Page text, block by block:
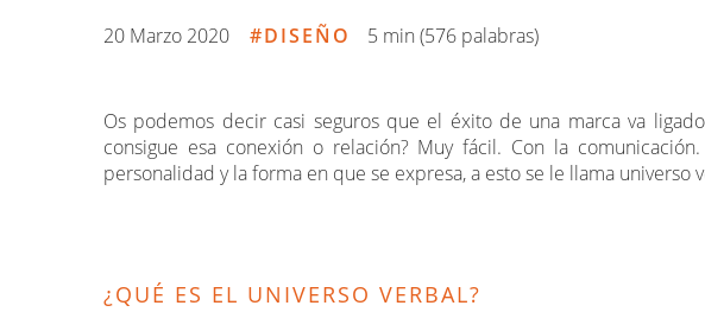
20 Marzo 2020 DISEÑO 5 min (576 palabras)
Os podemos decir casi seguros que el éxito de una marca va
consigue esa conexión o relación? Muy fácil. Con la
personalidad y la forma en que se expresa, a esto se le llama universo
¿QUÉ ES EL UNIVERSO VERBAL?